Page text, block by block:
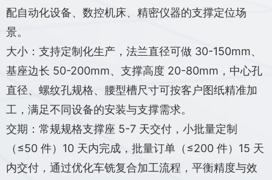
配自动化设备、数控机床、精密仪器的支撑定位场
景。
大小：支持定制化生产，法兰直径可做 30-150mm、
基座边长 50-200mm、支撑高度 20-80mm，中心孔
直径、螺纹孔规格、腰型槽尺寸可按客户图纸精准加
工，满足不同设备的安装与支撑需求。
交期：常规规格支撑座 5-7 天交付，小批量定制
（≤50 件）10 天内完成，批量订单（≤200 件）15 天
内交付，通过优化车铣复合加工流程，平衡精度与效